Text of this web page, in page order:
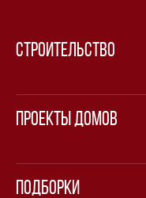
Строительство
Проекты домов
Подборки